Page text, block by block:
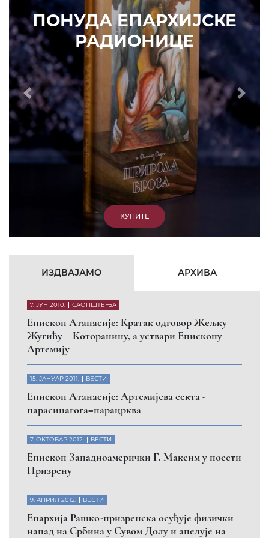
КУПИТЕ
7. ЈУН 2010. САОПШТЕЊА
Eпископ Атанасије: Кратак одговор Жељку
Жугићу – Которанину, а уствари Епископу
Артемију
15. ЈАНУАР 2011. ВЕСТИ
Eпископ Атанасије: Артемијева секта -
парасинагога=парацрква
ВЕСТИ
Eпископ Западноамерички Г. Максим у посети
напад на Србина у Сувом Долу и апелује на
КФОР и ЕУЛЕКС да обезбеде сигурност за све
Eпископ Атанасије: Обавештење о манастиру
Светих Архангела код Призрена